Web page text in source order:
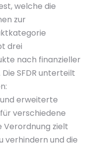
welche die
zur
drei
nach finanzieller
SFDR unterteilt
erweiterte
verschiedene
Verordnung zielt
verhindern und die